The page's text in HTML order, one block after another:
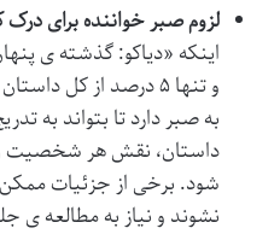
لزوم صبر خواننده برای درک
اینکه «دیاکو: گذشته ی
و تنها ۵ درصد از کل
به صبر دارد تا بتواند به
داستان، نقش هر شخصیت
شود. برخی از جزئیات
نشوند و نیاز به مطالعه ی